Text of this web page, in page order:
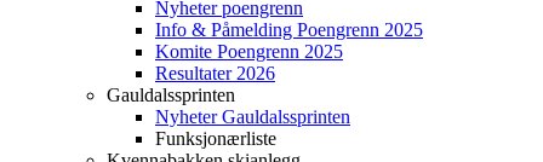
Nyheter poengrenn
Info & Påmelding Poengrenn 2025
Komite Poengrenn 2025
Resultater 2026
Gauldalssprinten
Nyheter Gauldalssprinten
Funksjonærliste